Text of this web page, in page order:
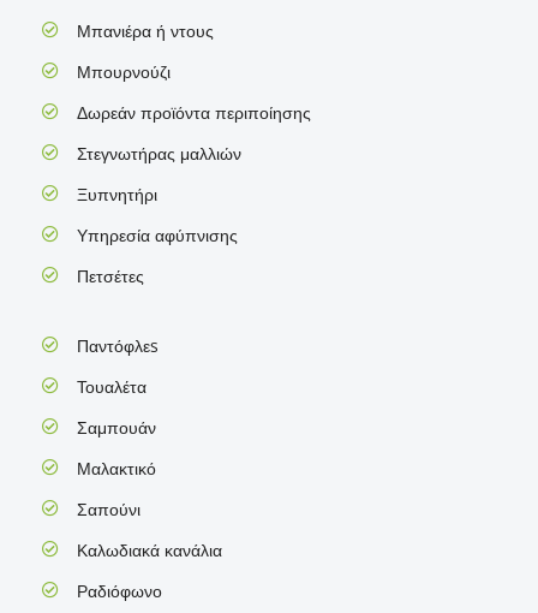
Μπανιέρα ή ντους
Μπουρνούζι
Δωρεάν προϊόντα περιποίησης
Στεγνωτήρας μαλλιών
Ξυπνητήρι
Υπηρεσία αφύπνισης
Πετσέτες
Παντόφλεs
Τουαλέτα
Σαμπουάν
Μαλακτικό
Σαπούνι
Καλωδιακά κανάλια
Ραδιόφωνο